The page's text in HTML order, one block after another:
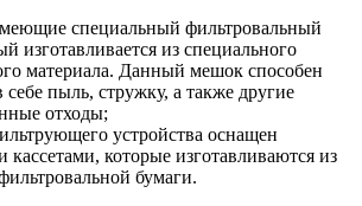
специальный фильтровальный
изготавливается из специального
материала. Данный мешок способен
себе пыль, стружку, а также другие
отходы;
устройства оснащен
которые изготавливаются из
бумаги.